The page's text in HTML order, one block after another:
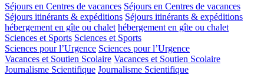
Séjours en Centres de vacances Séjours en Centres de vacances
Séjours itinérants & expéditions Séjours itinérants & expéditions
hébergement en gîte ou chalet hébergement en gîte ou chalet
Sciences et Sports Sciences et Sports
Sciences pour l’Urgence Sciences pour l’Urgence
Vacances et Soutien Scolaire Vacances et Soutien Scolaire
Journalisme Scientifique Journalisme Scientifique